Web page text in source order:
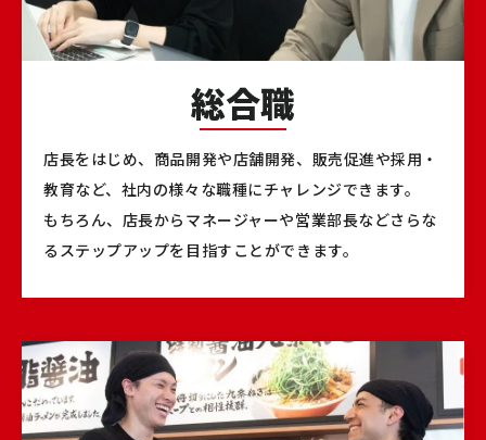
総合職
店長をはじめ、商品開発や店舗開発、販売促進や採用・
教育など、社内の様々な職種にチャレンジできます。
もちろん、店長からマネージャーや営業部長などさらな
るステップアップを目指すことができます。